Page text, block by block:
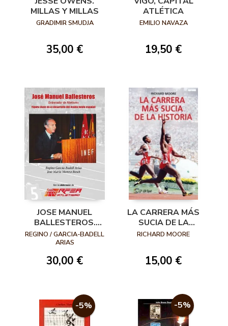
MILLAS Y MILLAS
GRADIMIR SMUDJA
35,00 €
ATLÉTICA
EMILIO NAVAZA
19,50 €
JOSE MANUEL
BALLESTEROS.
ENTRENADOR DE
ATLETISMO
REGINO / GARCIA-BADELL
ARIAS
30,00 €
LA CARRERA MÁS
SUCIA DE LA
HISTORIA. BEN
DE LOS 100M LISOS
1988 EN SEÚL
RICHARD MOORE
15,00 €
-5% -5%